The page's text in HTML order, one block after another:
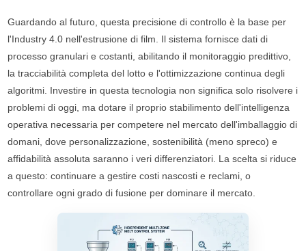
Guardando al futuro, questa precisione di controllo è la base per
l'Industry 4.0 nell'estrusione di film. Il sistema fornisce dati di
processo granulari e costanti, abilitando il monitoraggio predittivo,
la tracciabilità completa del lotto e l'ottimizzazione continua degli
algoritmi. Investire in questa tecnologia non significa solo risolvere i
problemi di oggi, ma dotare il proprio stabilimento dell'intelligenza
operativa necessaria per competere nel mercato dell'imballaggio di
domani, dove personalizzazione, sostenibilità (meno spreco) e
affidabilità assoluta saranno i veri differenziatori. La scelta si riduce
a questo: continuare a gestire costi nascosti e reclami, o
controllare ogni grado di fusione per dominare il mercato.